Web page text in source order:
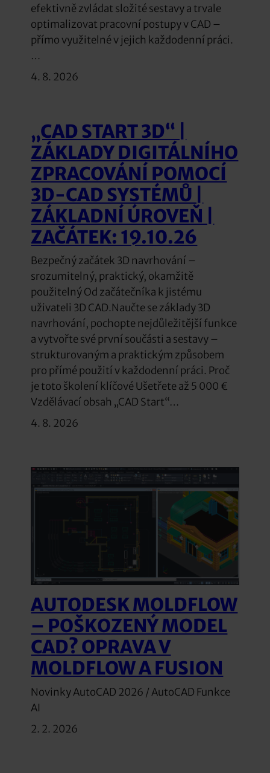
efektivně zvládat složité sestavy a trvale
optimalizovat pracovní postupy v CAD –
přímo využitelné v jejich každodenní práci.
…
4. 8. 2026
„CAD START 3D“ |
ZÁKLADY DIGITÁLNÍHO
ZPRACOVÁNÍ POMOCÍ
3D-CAD SYSTÉMŮ |
ZÁKLADNÍ ÚROVEŇ |
ZAČÁTEK: 19.10.26
Bezpečný začátek 3D navrhování –
srozumitelný, praktický, okamžitě
použitelný Od začátečníka k jistému
uživateli 3D CAD.Naučte se základy 3D
navrhování, pochopte nejdůležitější funkce
a vytvořte své první součásti a sestavy –
strukturovaným a praktickým způsobem
pro přímé použití v každodenní práci. Proč
je toto školení klíčové Ušetřete až 5 000 €
Vzdělávací obsah „CAD Start“…
4. 8. 2026
AUTODESK MOLDFLOW
– POŠKOZENÝ MODEL
CAD? OPRAVA V
MOLDFLOW A FUSION
Novinky AutoCAD 2026 / AutoCAD Funkce
AI
2. 2. 2026